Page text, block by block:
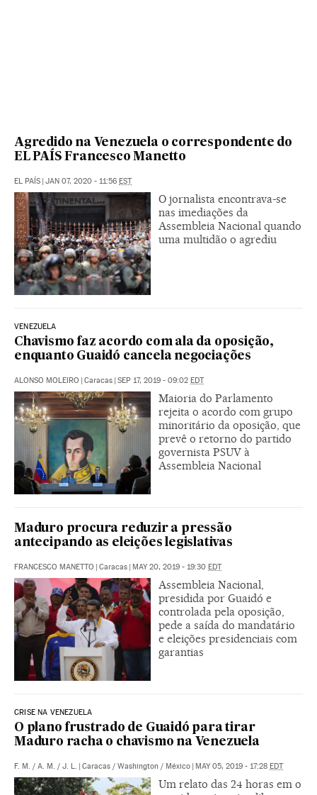
Agredido na Venezuela o correspondente do
EL PAÍS Francesco Manetto
EL PAÍS JAN 07, 2020 - 11:56 EST
O jornalista encontrava-se
nas imediações da
Assembleia Nacional quando
uma multidão o agrediu
VENEZUELA
Chavismo faz acordo com ala da oposição,
enquanto Guaidó cancela negociações
ALONSO MOLEIRO Caracas SEP 17, 2019 - 09:02 EDT
Maioria do Parlamento
rejeita o acordo com grupo
minoritário da oposição, que
prevê o retorno do partido
governista PSUV à
Assembleia Nacional
Maduro procura reduzir a pressão
antecipando as eleições legislativas
FRANCESCO MANETTO Caracas MAY 20, 2019 - 19:30 EDT
Assembleia Nacional,
presidida por Guaidó e
controlada pela oposição,
pede a saída do mandatário
e eleições presidenciais com
garantias
CRISE NA VENEZUELA
O plano frustrado de Guaidó para tirar
Maduro racha o chavismo na Venezuela
F. M. / A. M. / J. L. | Caracas / Washington / México | MAY 05, 2019 - 17:28 EDT
Um relato das 24 horas em o